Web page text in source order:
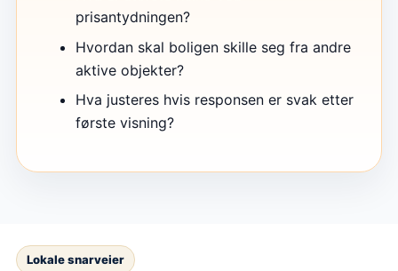
prisantydningen?
Hvordan skal boligen skille seg fra andre
aktive objekter?
Hva justeres hvis responsen er svak etter
første visning?
Lokale snarveier